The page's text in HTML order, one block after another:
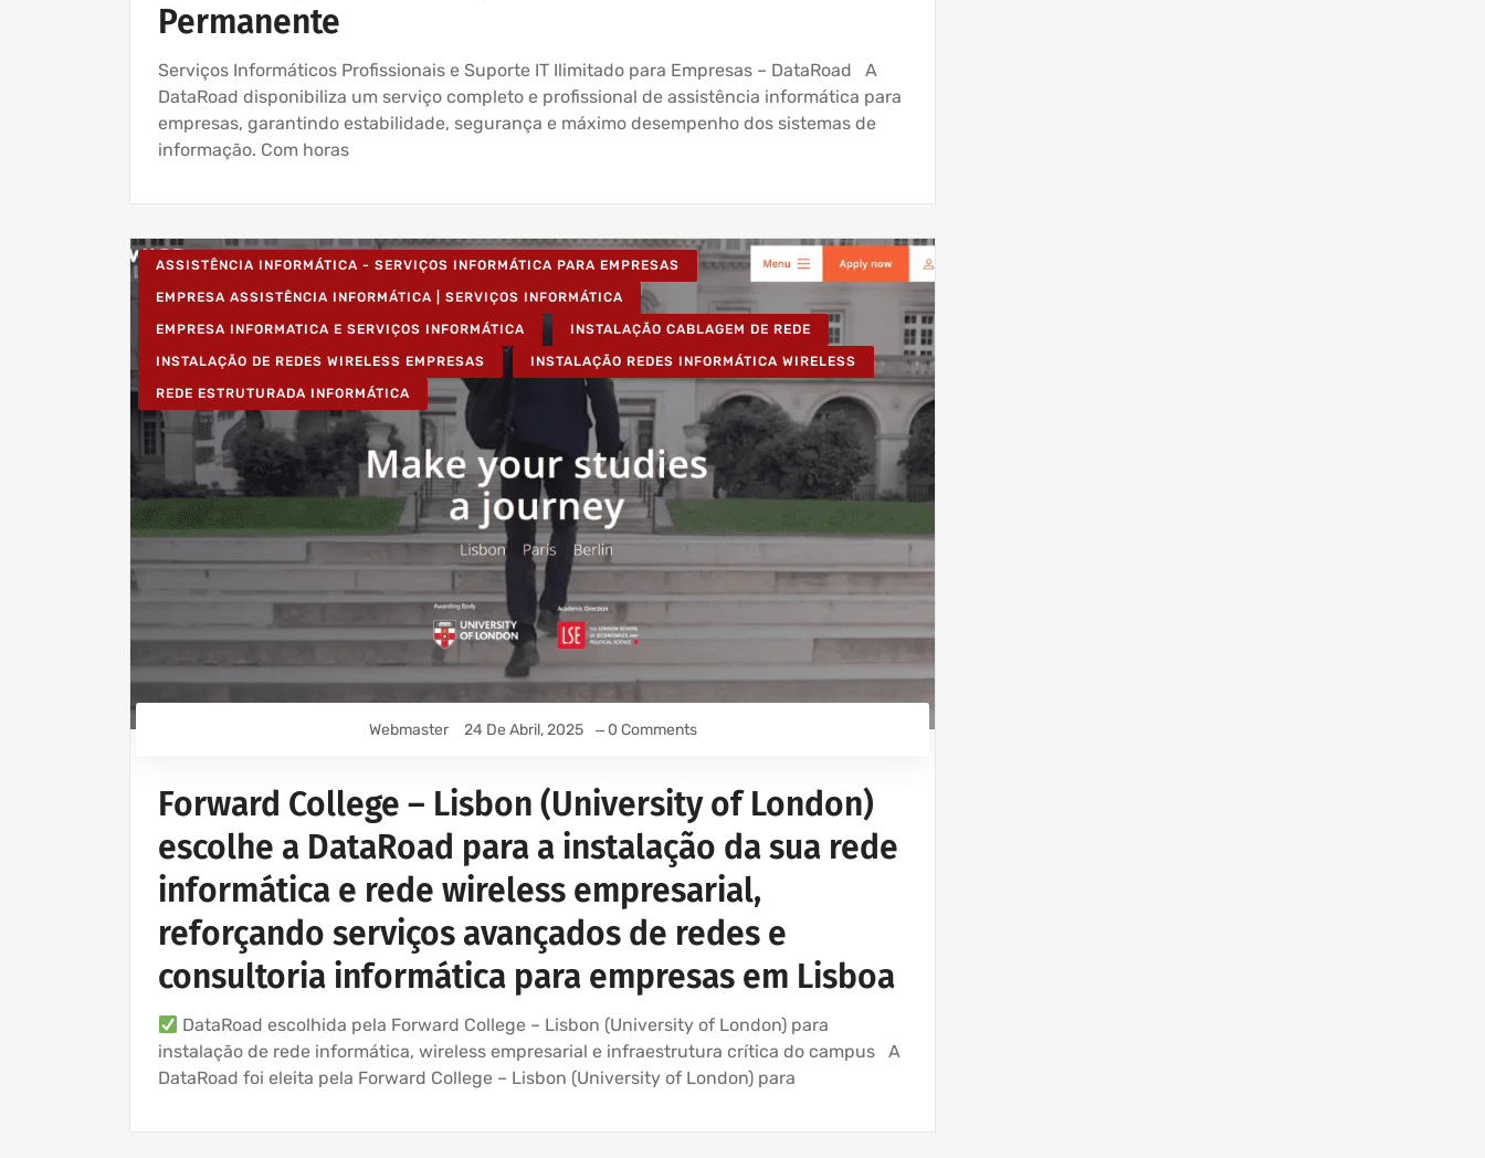
Permanente
Serviços Informáticos Profissionais e Suporte IT Ilimitado para Empresas – DataRoad A
DataRoad disponibiliza um serviço completo e profissional de assistência informática para
empresas, garantindo estabilidade, segurança e máximo desempenho dos sistemas de
informação. Com horas
ASSISTÊNCIA INFORMÁTICA - SERVIÇOS INFORMÁTICA PARA EMPRESAS
EMPRESA ASSISTÊNCIA INFORMÁTICA | SERVIÇOS INFORMÁTICA
EMPRESA INFORMATICA E SERVIÇOS INFORMÁTICA INSTALAÇÃO CABLAGEM DE REDE
INSTALAÇÃO DE REDES WIRELESS EMPRESAS INSTALAÇÃO REDES INFORMÁTICA WIRELESS
REDE ESTRUTURADA INFORMÁTICA
Webmaster 24 De Abril, 2025 0 Comments
Forward College – Lisbon (University of London)
escolhe a DataRoad para a instalação da sua rede
informática e rede wireless empresarial,
reforçando serviços avançados de redes e
consultoria informática para empresas em Lisboa
DataRoad escolhida pela Forward College – Lisbon (University of London) para
instalação de rede informática, wireless empresarial e infraestrutura crítica do campus A
DataRoad foi eleita pela Forward College – Lisbon (University of London) para